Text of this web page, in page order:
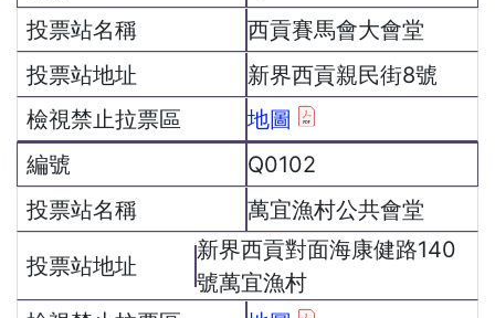
西貢賽馬會大會堂
新界西貢親民街8號
地圖
Q0102
萬宜漁村公共會堂
新界西貢對面海康健路140
號萬宜漁村